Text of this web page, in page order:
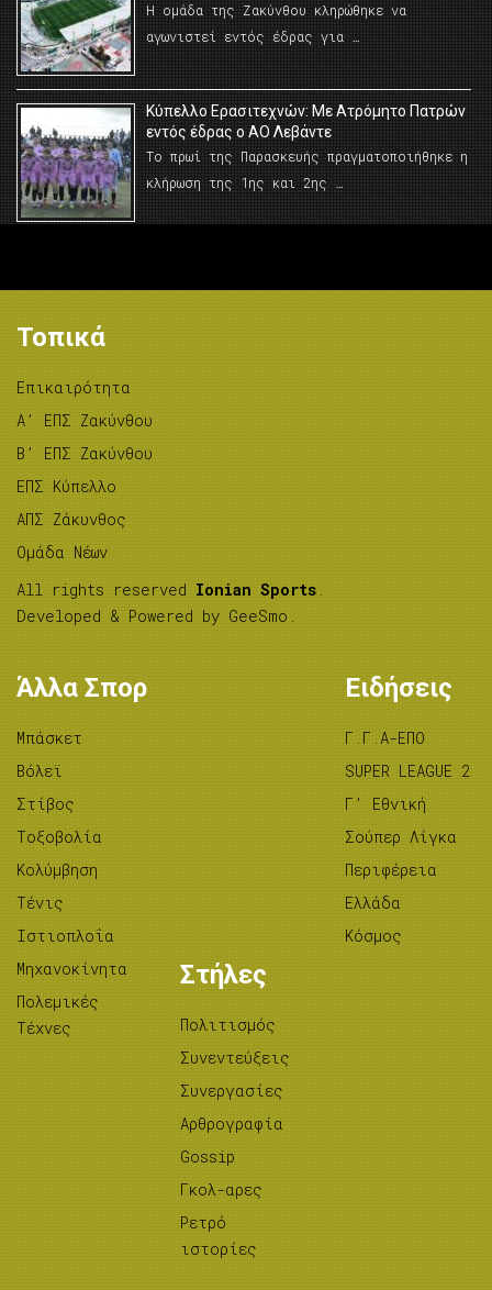
Η ομάδα της Ζακύνθου κληρώθηκε να
αγωνιστεί εντός έδρας για …
Κύπελλο Ερασιτεχνών: Με Ατρόμητο Πατρών
εντός έδρας ο ΑΟ Λεβάντε
Το πρωί της Παρασκευής πραγματοποιήθηκε η
κλήρωση της 1ης και 2ης …
Τοπικά
Επικαιρότητα
A’ ΕΠΣ Ζακύνθου
B’ ΕΠΣ Ζακύνθου
ΕΠΣ Κύπελλο
ΑΠΣ Ζάκυνθος
Ομάδα Νέων
All rights reserved Ionian Sports .
Developed & Powered by GeeSmo .
Άλλα Σπορ
Μπάσκετ
Βόλεϊ
Στίβος
Tοξοβολία
Κολύμβηση
Τένις
Ιστιοπλοΐα
Μηχανοκίνητα
Πολεμικές
Τέχνες
Ειδήσεις
Γ.Γ.Α-ΕΠΟ
SUPER LEAGUE 2
Γ’ Εθνική
Σούπερ Λίγκα
Περιφέρεια
Ελλάδα
Κόσμος
Στήλες
Πολιτισμός
Συνεντεύξεις
Συνεργασίες
Αρθρογραφία
Gossip
Γκολ-αρες
Ρετρό
ιστορίες